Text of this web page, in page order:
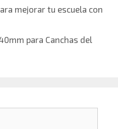
mejorar tu escuela con
para Canchas del